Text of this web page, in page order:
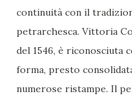
continuità con il
petrarchesca. Vittoria
del 1546, è riconosciuta
forma, presto
numerose ristampe. Il